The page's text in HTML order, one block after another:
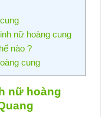
nữ hoàng cung
nào ?
cung
nữ hoàng